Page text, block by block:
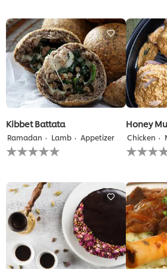
4.0
من
5
من
1
تقييمات.
لهذا
Kibbet Battata
Ramadan Lamb Appetizer
لم
يتم
تقييمات
لهذا
Honey
Chicken
لم
يتم
تقييمات
لهذا